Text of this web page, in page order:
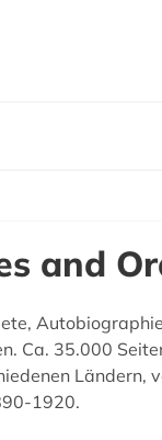
and
Ca. 35.000
Ländern,
1920.